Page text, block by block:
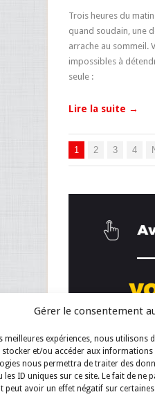
Gérer le consentement
meilleures expériences, nous utilisons
et/ou accéder aux informations
nous permettra de traiter des
ID uniques sur ce site. Le fait de ne
peut avoir un effet négatif sur
Trois heures du
quand soudain, une
arrache au sommeil.
impossibles à
seule :
Lire la suite →
1 2 3 4